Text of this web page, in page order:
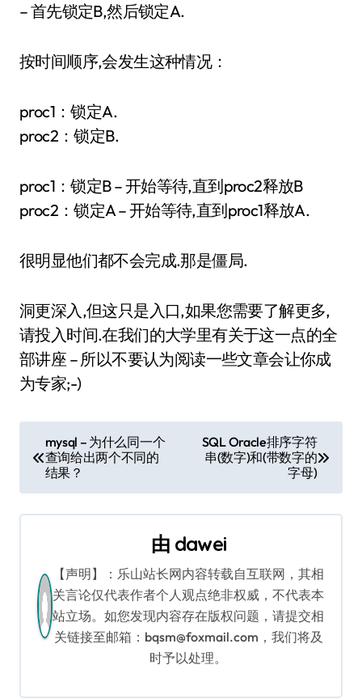
– 首先锁定B,然后锁定A.
按时间顺序,会发生这种情况：
proc1：锁定A.
proc2：锁定B.
proc1：锁定B – 开始等待,直到proc2释放B
proc2：锁定A – 开始等待,直到proc1释放A.
很明显他们都不会完成.那是僵局.
洞更深入,但这只是入口,如果您需要了解更多,
请投入时间.在我们的大学里有关于这一点的全
部讲座 – 所以不要认为阅读一些文章会让你成
为专家;-)
章
导
mysql – 为什么同一个
查询给出两个不同的
结果？
SQL Oracle排序字符
串(数字)和(带数字的
字母)
由 dawei
【声明】：乐山站长网内容转载自互联网，其相
关言论仅代表作者个人观点绝非权威，不代表本
站立场。如您发现内容存在版权问题，请提交相
关链接至邮箱：bqsm@foxmail.com，我们将及
时予以处理。